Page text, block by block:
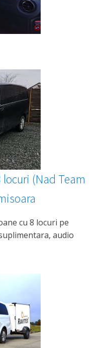
locuri (Nad Team
cu 8 locuri pe
audio